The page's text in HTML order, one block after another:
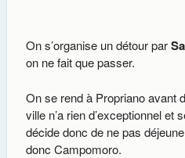
On s’organise un détour par
on ne fait que passer.
On se rend à Propriano avant
ville n’a rien d’exceptionnel et
décide donc de ne pas
donc Campomoro.